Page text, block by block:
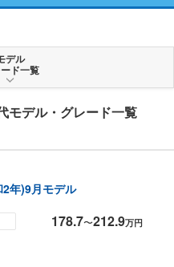
デル
ド一覧
モデル・グレード一覧
年)9月モデル
178.7〜212.9万円